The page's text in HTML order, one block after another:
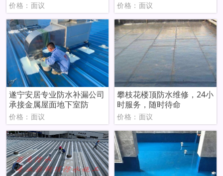
价格：面议 价格：面议
遂宁安居专业防水补漏公司
承接金属屋面地下室防
价格：面议
攀枝花楼顶防水维修，24小
时服务，随时待命
价格：面议